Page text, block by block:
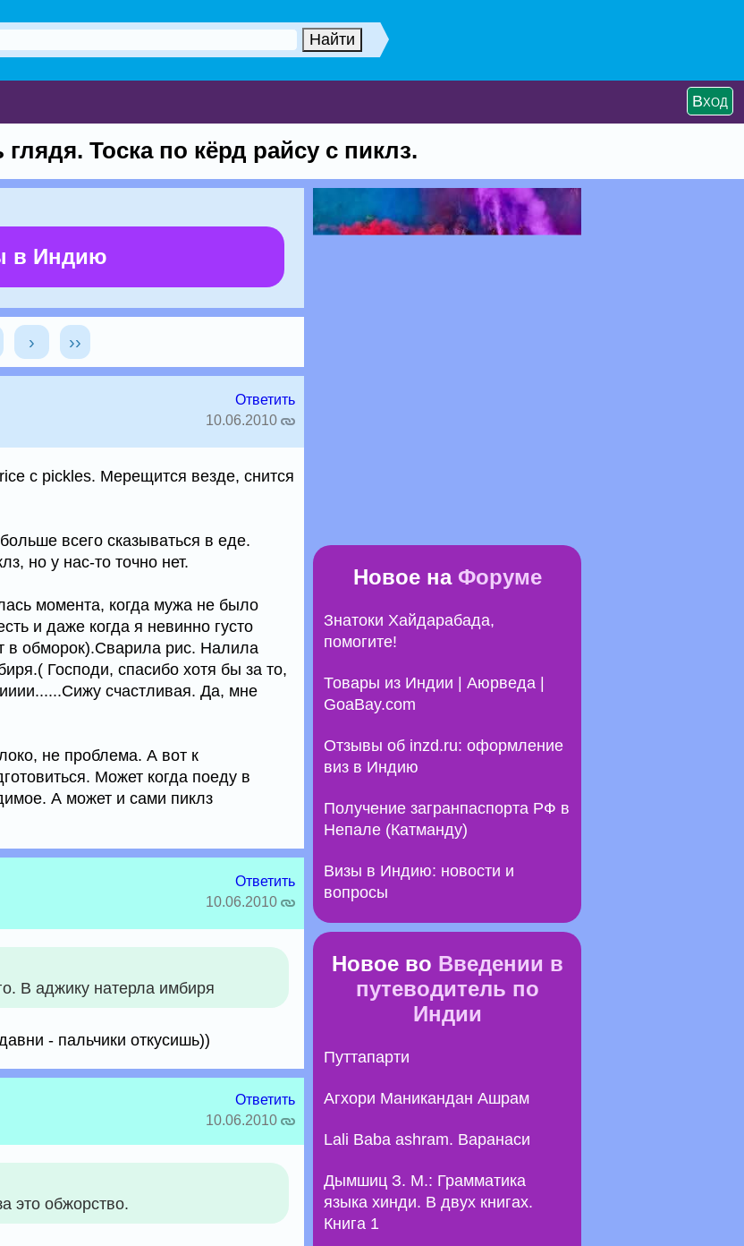
Вход
Тоска по кёрд райсу с пиклз.
в Индию
› ››
Ответить
10.06.2010
c pickles. Мерещится везде, снится
всего сказываться в еде.
но у нас-то точно нет.
момента, когда мужа не было
и даже когда я невинно густо
в обморок).Сварила рис. Налила
Господи, спасибо хотя бы за то,
счастливая. Да, мне
не проблема. А вот к
Может когда поеду в
А может и сами пиклз
Ответить
10.06.2010
В аджику натерла имбиря
- пальчики откусишь))
Ответить
10.06.2010
это обжорство.
Новое на Форуме
Знатоки Хайдарабада,
помогите!
Товары из Индии | Аюрведа |
GoaBay.com
Отзывы об inzd.ru: оформление
виз в Индию
Получение загранпаспорта РФ в
Непале (Катманду)
Визы в Индию: новости и
вопросы
Новое во Введении в
путеводитель по
Индии
Путтапарти
Агхори Маникандан Ашрам
Lali Baba ashram. Варанаси
Дымшиц З. М.: Грамматика
языка хинди. В двух книгах.
Книга 1